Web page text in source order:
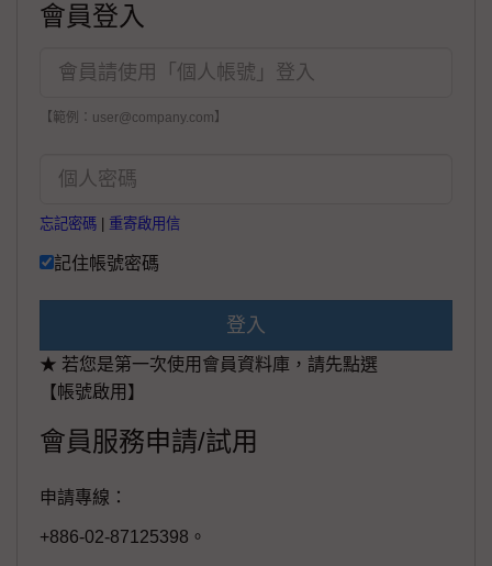
會員登入
【範例：user@company.com】
忘記密碼 重寄啟用信
記住帳號密碼
登入
★ 若您是第一次使用會員資料庫，請先點選
【帳號啟用】
會員服務申請/試用
申請專線：
+886-02-87125398。